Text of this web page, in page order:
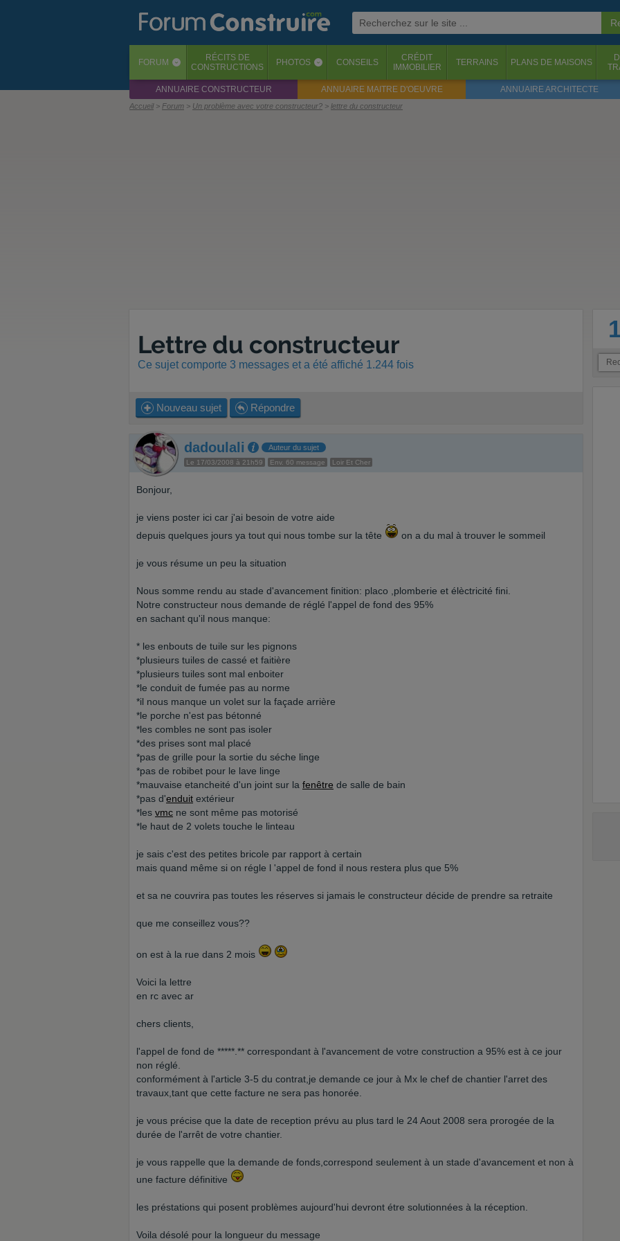
FORUM ‹ RÉCITS DE
CONSTRUCTIONS
PHOTOS ‹ CONSEILS
CRÉDIT
IMMOBILIER
TERRAINS PLANS DE MAISONS
ANNUAIRE CONSTRUCTEUR ANNUAIRE MAITRE D'OEUVRE ANNUAIRE ARCHITECTE
Accueil Forum Un problème avec votre constructeur? lettre du constructeur
Lettre du constructeur
Ce sujet comporte 3 messages et a été affiché 1.244 fois
Nouveau sujet Répondre
dadoulali Auteur du sujet
Le 17/03/2008 à 21h59 Env. 60 message Loir Et Cher
Bonjour,
je viens poster ici car j'ai besoin de votre aide
depuis quelques jours ya tout qui nous tombe sur la tête
on a du mal à trouver le sommeil
je vous résume un peu la situation
Nous somme rendu au stade d'avancement finition: placo ,plomberie et élèctricité fini.
Notre constructeur nous demande de réglé l'appel de fond des 95%
en sachant qu'il nous manque:
* les enbouts de tuile sur les pignons
*plusieurs tuiles de cassé et faitière
*plusieurs tuiles sont mal enboiter
*le conduit de fumée pas au norme
*il nous manque un volet sur la façade arrière
*le porche n'est pas bétonné
*les combles ne sont pas isoler
*des prises sont mal placé
*pas de grille pour la sortie du séche linge
*pas de robibet pour le lave linge
*mauvaise etancheité d'un joint sur la fenêtre de salle de bain
*pas d'enduit extérieur
*les vmc ne sont même pas motorisé
*le haut de 2 volets touche le linteau
je sais c'est des petites bricole par rapport à certain
mais quand même si on régle l 'appel de fond il nous restera plus que 5%
et sa ne couvrira pas toutes les réserves si jamais le constructeur décide de prendre sa retraite
que me conseillez vous??
on est à la rue dans 2 mois
Voici la lettre
en rc avec ar
chers clients,
l'appel de fond de *****.** correspondant à l'avancement de votre construction a 95% est à ce jour
non réglé.
conformément à l'article 3-5 du contrat,je demande ce jour à Mx le chef de chantier l'arret des
travaux,tant que cette facture ne sera pas honorée.
je vous précise que la date de reception prévu au plus tard le 24 Aout 2008 sera prorogée de la
durée de l'arrêt de votre chantier.
je vous rappelle que la demande de fonds,correspond seulement à un stade d'avancement et non à
une facture définitive
les préstations qui posent problèmes aujourd'hui devront étre solutionnées à la réception.
Voila désolé pour la longueur du message